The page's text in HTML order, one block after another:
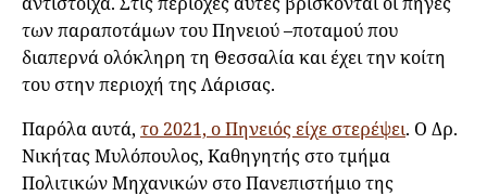
των παραποτάμων του Πηνειού –ποταμού που
διαπερνά ολόκληρη τη Θεσσαλία και έχει την κοίτη
του στην περιοχή της Λάρισας.
Παρόλα αυτά, το 2021, ο Πηνειός είχε στερέψει. Ο Δρ.
Νικήτας Μυλόπουλος, Καθηγητής στο τμήμα
Πολιτικών Μηχανικών στο Πανεπιστήμιο της